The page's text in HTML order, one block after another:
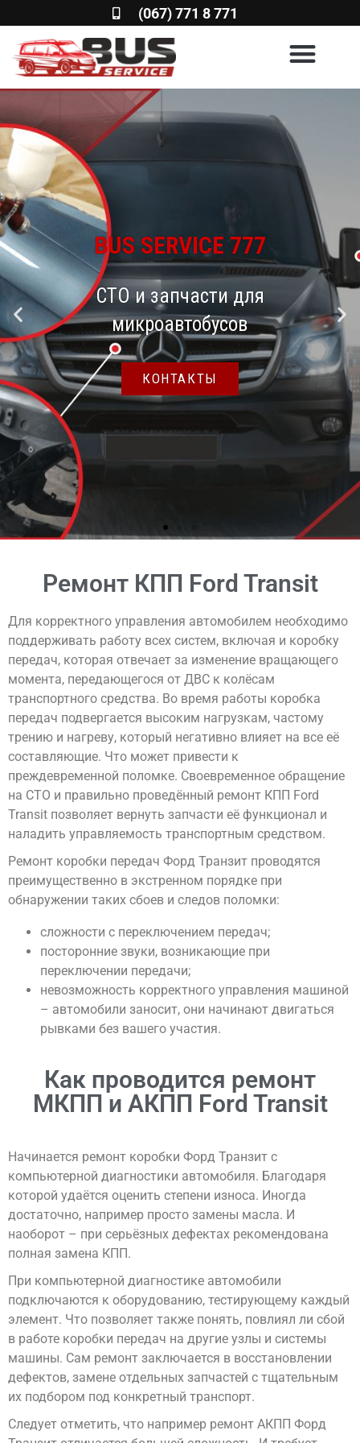
(067) 771 8 771
Ремонт КПП Ford Transit
Для корректного управления автомобилем необходимо
поддерживать работу всех систем, включая и коробку
передач, которая отвечает за изменение вращающего
момента, передающегося от ДВС к колёсам
транспортного средства. Во время работы коробка
передач подвергается высоким нагрузкам, частому
трению и нагреву, который негативно влияет на все её
составляющие. Что может привести к
преждевременной поломке. Своевременное обращение
на СТО и правильно проведённый ремонт КПП Ford
Transit позволяет вернуть запчасти её функционал и
наладить управляемость транспортным средством.
Ремонт коробки передач Форд Транзит проводятся
преимущественно в экстренном порядке при
обнаружении таких сбоев и следов поломки:
сложности с переключением передач;
посторонние звуки, возникающие при
переключении передачи;
невозможность корректного управления машиной
– автомобили заносит, они начинают двигаться
рывками без вашего участия.
Как проводится ремонт
МКПП и АКПП Ford Transit
Начинается ремонт коробки Форд Транзит с
компьютерной диагностики автомобиля. Благодаря
которой удаётся оценить степени износа. Иногда
достаточно, например просто замены масла. И
наоборот – при серьёзных дефектах рекомендована
полная замена КПП.
При компьютерной диагностике автомобили
подключаются к оборудованию, тестирующему каждый
элемент. Что позволяет также понять, повлиял ли сбой
в работе коробки передач на другие узлы и системы
машины. Сам ремонт заключается в восстановлении
дефектов, замене отдельных запчастей с тщательным
их подбором под конкретный транспорт.
Следует отметить, что например ремонт АКПП Форд